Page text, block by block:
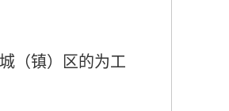
（镇）区的为工